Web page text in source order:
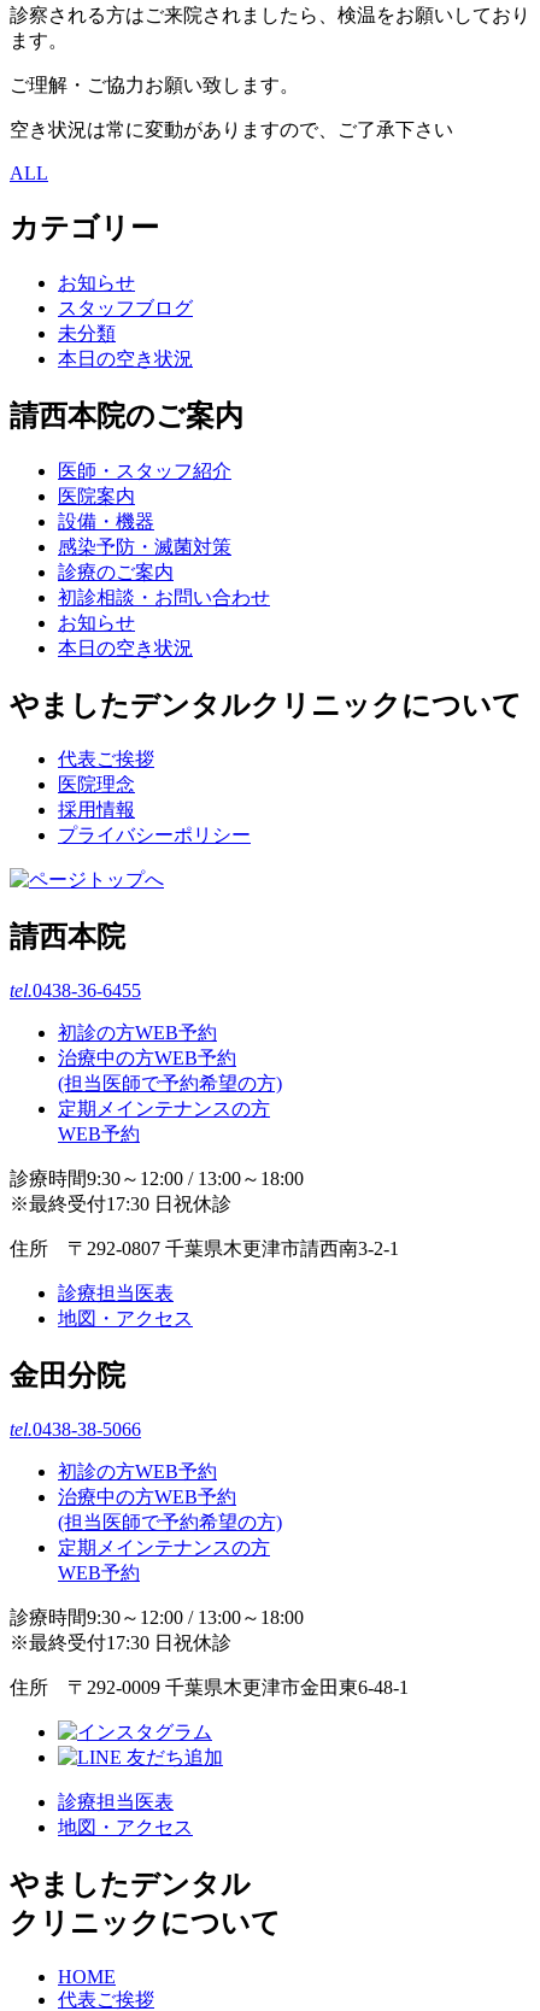
診察される方はご来院されましたら、検温をお願いしており
ます。
ご理解・ご協力お願い致します。
空き状況は常に変動がありますので、ご了承下さい
ALL
カテゴリー
お知らせ
スタッフブログ
未分類
本日の空き状況
請西本院のご案内
医師・スタッフ紹介
医院案内
設備・機器
感染予防・滅菌対策
診療のご案内
初診相談・お問い合わせ
お知らせ
本日の空き状況
やましたデンタルクリニックについて
代表ご挨拶
医院理念
採用情報
プライバシーポリシー
請西本院
tel.0438-36-6455
初診の方WEB予約
治療中の方WEB予約
(担当医師で予約希望の方)
定期メインテナンスの方
WEB予約
診療時間9:30～12:00 / 13:00～18:00
※最終受付17:30 日祝休診
住所 〒292-0807 千葉県木更津市請西南3-2-1
診療担当医表
地図・アクセス
金田分院
tel.0438-38-5066
初診の方WEB予約
治療中の方WEB予約
(担当医師で予約希望の方)
定期メインテナンスの方
WEB予約
診療時間9:30～12:00 / 13:00～18:00
※最終受付17:30 日祝休診
住所 〒292-0009 千葉県木更津市金田東6-48-1
診療担当医表
地図・アクセス
やましたデンタル
クリニックについて
HOME
代表ご挨拶